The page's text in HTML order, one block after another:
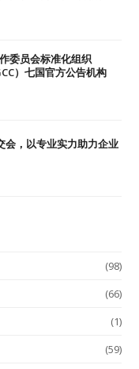
委员会标准化组织
）七国官方公告机构
会，以专业实力助力企业
(98)
(66)
(1)
(59)